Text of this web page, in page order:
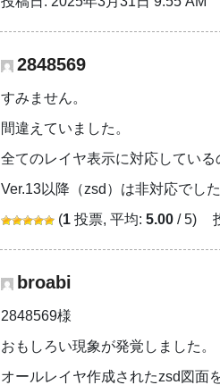
2848569
すみません。
間違えていました。
全てのレイヤ表示に対応している
Ver.13以降（zsd）は非対応でした
(1 投票, 平均:5.00 / 5)
broabi
2848569様
おもしろい現象が発覚しました。
オールレイヤ作成されたzsd図面